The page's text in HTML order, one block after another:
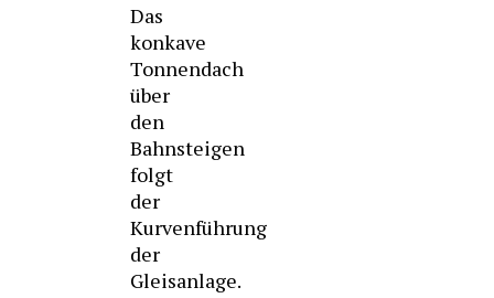
Das
konkave
Tonnendach
über
den
Bahnsteigen
folgt
der
Kurvenführung
der
Gleisanlage.